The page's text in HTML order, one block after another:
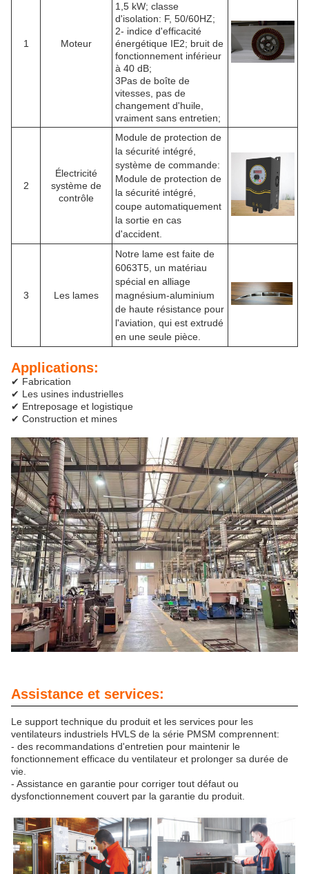
1 Moteur
1,5 kW; classe
d'isolation: F, 50/60HZ;
2- indice d'efficacité
énergétique IE2; bruit de
fonctionnement inférieur
à 40 dB;
3Pas de boîte de
vitesses, pas de
changement d'huile,
vraiment sans entretien;
2
Électricité
système de
contrôle
Module de protection de
la sécurité intégré,
système de commande:
Module de protection de
la sécurité intégré,
coupe automatiquement
la sortie en cas
d'accident.
3 Les lames
Notre lame est faite de
6063T5, un matériau
spécial en alliage
magnésium-aluminium
de haute résistance pour
l'aviation, qui est extrudé
en une seule pièce.
Applications:
✔ Fabrication
✔ Les usines industrielles
✔ Entreposage et logistique
✔ Construction et mines
Assistance et services:
Le support technique du produit et les services pour les
ventilateurs industriels HVLS de la série PMSM comprennent:
- des recommandations d'entretien pour maintenir le
fonctionnement efficace du ventilateur et prolonger sa durée de
vie.
- Assistance en garantie pour corriger tout défaut ou
dysfonctionnement couvert par la garantie du produit.